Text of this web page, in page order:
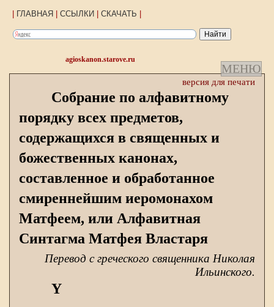
ГЛАВНАЯ ССЫЛКИ СКАЧАТЬ
agioskanon.starove.ru
МЕНЮ
версия для печати
Собрание по алфавитному
порядку всех предметов,
содержащихся в священных и
божественных канонах,
составленное и обработанное
смиреннейшим иеромонахом
Матфеем, или Алфавитная
Синтагма Матфея Властаря
Перевод с греческого священника Николая
Ильинского.
Υ